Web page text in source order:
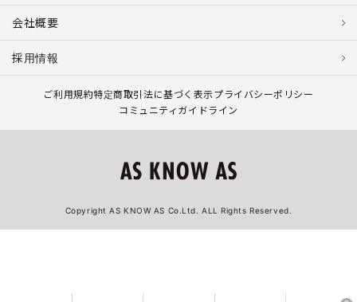
会社概要
採用情報
ご利用規約特定商取引法に基づく表示プライバシーポリシー
コミュニティガイドライン
Copyright AS KNOW AS Co.Ltd. ALL Rights Reserved.